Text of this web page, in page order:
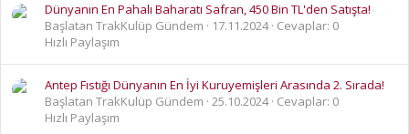
Dünyanın En Pahalı Baharatı Safran, 450 Bin TL'den Satışta!
Başlatan TrakKulüp Gündem
17.11.2024 Cevaplar: 0
Hızlı Paylaşım
Antep Fıstığı Dünyanın En İyi Kuruyemişleri Arasında 2. Sırada!
Başlatan TrakKulüp Gündem 25.10.2024 Cevaplar: 0
Hızlı Paylaşım